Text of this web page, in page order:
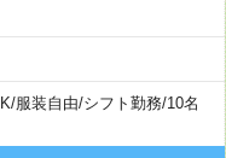
/服装自由/シフト勤務/10名